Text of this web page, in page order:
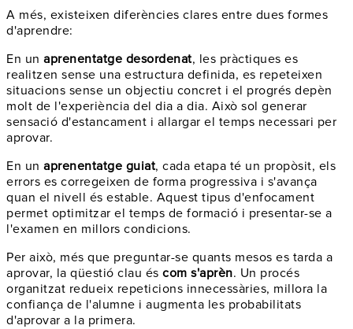
A més, existeixen diferències clares entre dues formes
d'aprendre:
En un aprenentatge desordenat, les pràctiques es
realitzen sense una estructura definida, es repeteixen
situacions sense un objectiu concret i el progrés depèn
molt de l'experiència del dia a dia. Això sol generar
sensació d'estancament i allargar el temps necessari per
aprovar.
En un aprenentatge guiat, cada etapa té un propòsit, els
errors es corregeixen de forma progressiva i s'avança
quan el nivell és estable. Aquest tipus d'enfocament
permet optimitzar el temps de formació i presentar-se a
l'examen en millors condicions.
Per això, més que preguntar-se quants mesos es tarda a
aprovar, la qüestió clau és com s'aprèn. Un procés
organitzat redueix repeticions innecessàries, millora la
confiança de l'alumne i augmenta les probabilitats
d'aprovar a la primera.